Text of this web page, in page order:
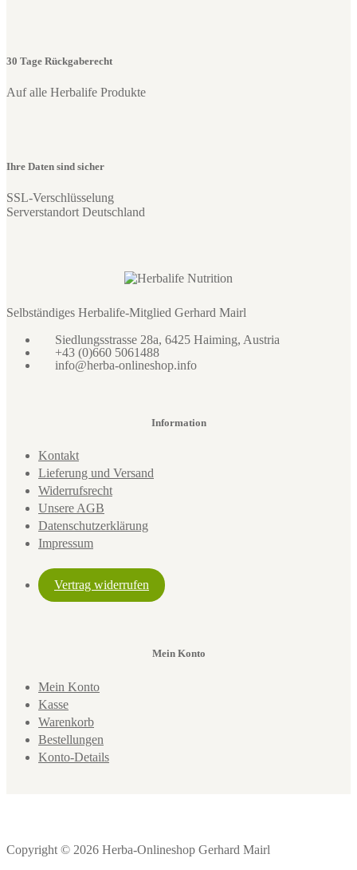
30 Tage Rückgaberecht
Auf alle Herbalife Produkte
Ihre Daten sind sicher
SSL-Verschlüsselung
Serverstandort Deutschland
Selbständiges Herbalife-Mitglied Gerhard Mairl
Siedlungsstrasse 28a, 6425 Haiming, Austria
+43 (0)660 5061488
info@herba-onlineshop.info
Information
Kontakt
Lieferung und Versand
Widerrufsrecht
Unsere AGB
Datenschutzerklärung
Impressum
Vertrag widerrufen
Mein Konto
Mein Konto
Kasse
Warenkorb
Bestellungen
Konto-Details
Copyright © 2026 Herba-Onlineshop Gerhard Mairl